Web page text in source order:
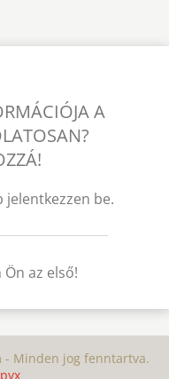
A
jelentkezzen be.
az első!
- Minden jog fenntartva.